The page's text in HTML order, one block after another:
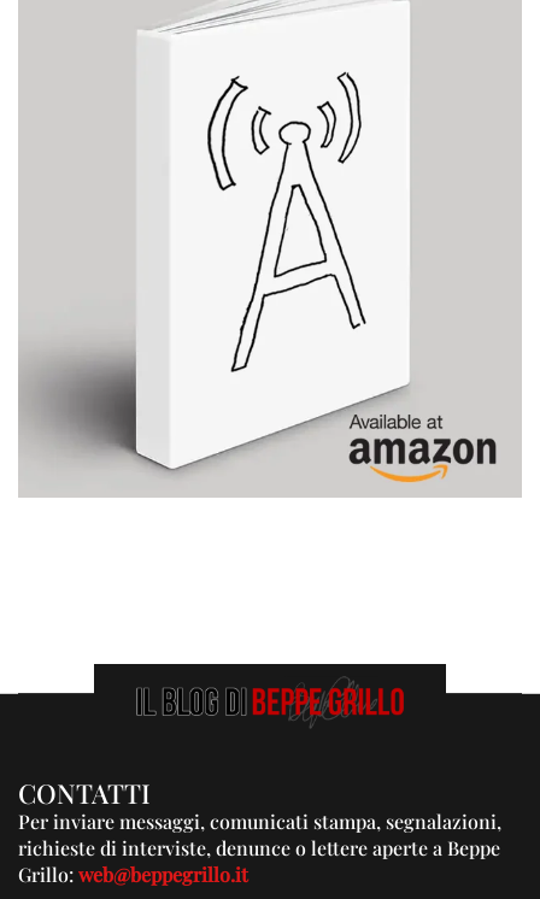
CONTATTI
Per inviare messaggi, comunicati stampa, segnalazioni,
richieste di interviste, denunce o lettere aperte a Beppe
Grillo:web@beppegrillo.it